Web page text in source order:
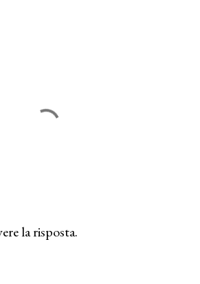
la risposta.